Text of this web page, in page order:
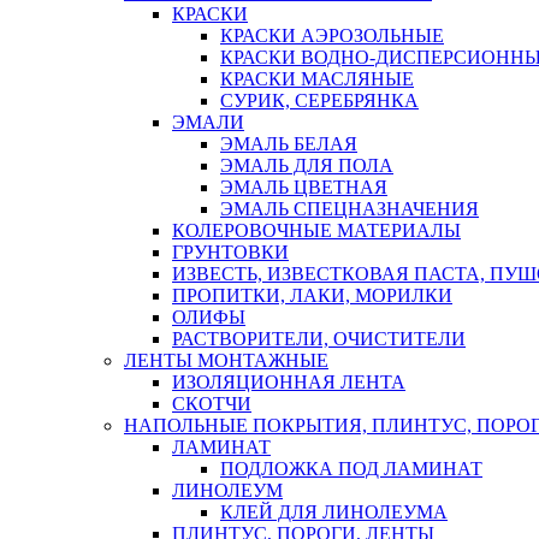
КРАСКИ
КРАСКИ АЭРОЗОЛЬНЫЕ
КРАСКИ ВОДНО-
КРАСКИ МАСЛЯНЫЕ
СУРИК, СЕРЕБРЯНКА
ЭМАЛИ
ЭМАЛЬ БЕЛАЯ
ЭМАЛЬ ДЛЯ ПОЛА
ЭМАЛЬ ЦВЕТНАЯ
ЭМАЛЬ СПЕЦНАЗНАЧЕНИЯ
КОЛЕРОВОЧНЫЕ МАТЕРИАЛЫ
ГРУНТОВКИ
ИЗВЕСТЬ, ИЗВЕСТКОВАЯ ПАСТА,
ПРОПИТКИ, ЛАКИ, МОРИЛКИ
ОЛИФЫ
РАСТВОРИТЕЛИ, ОЧИСТИТЕЛИ
ЛЕНТЫ МОНТАЖНЫЕ
ИЗОЛЯЦИОННАЯ ЛЕНТА
СКОТЧИ
НАПОЛЬНЫЕ ПОКРЫТИЯ, ПЛИНТУС,
ЛАМИНАТ
ПОДЛОЖКА ПОД ЛАМИНАТ
ЛИНОЛЕУМ
КЛЕЙ ДЛЯ ЛИНОЛЕУМА
ПЛИНТУС, ПОРОГИ, ЛЕНТЫ